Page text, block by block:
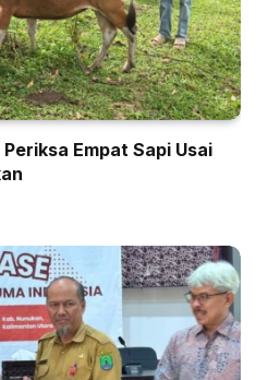
Empat Sapi Usai